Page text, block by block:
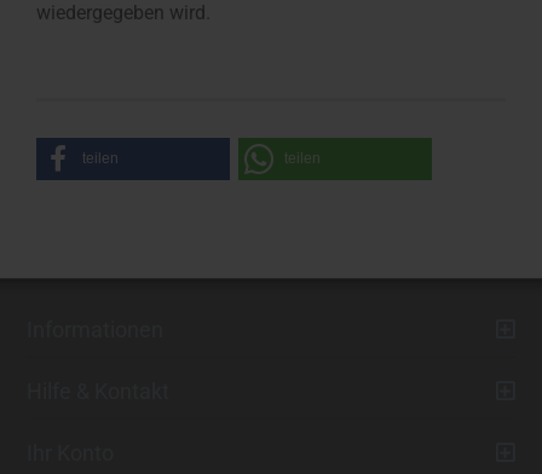
wiedergegeben wird.
teilen teilen